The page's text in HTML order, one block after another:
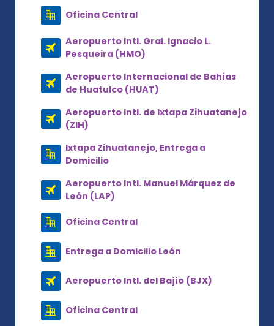
Oficina Central
Aeropuerto Intl. Gral. Ignacio L.
Pesqueira (HMO)
Aeropuerto Internacional de Bahías
de Huatulco (HUAT)
Aeropuerto Intl. de Ixtapa Zihuatanejo
(ZIH)
Ixtapa Zihuatanejo, Entrega a
Domicilio
Aeropuerto Intl. Manuel Márquez de
León (LAP)
Oficina Central
Entrega a Domicilio León
Aeropuerto Intl. del Bajío (BJX)
Oficina Central